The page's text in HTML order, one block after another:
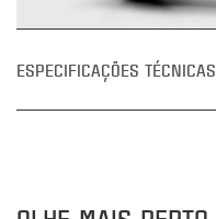
ESPECIFICAÇÕES TÉCNICAS